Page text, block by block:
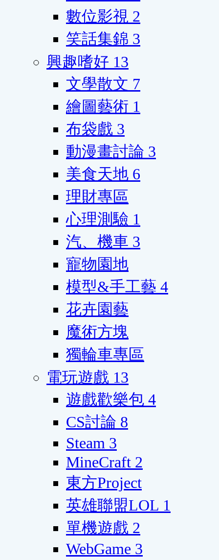
數位影視 2
笑話集錦 3
興趣嗜好 13
文學散文 7
繪圖藝術 1
布袋戲 3
動漫畫討論 3
美食天地 6
理財專區
心理測驗 1
汽、機車 3
寵物園地
模型&手工藝 4
花卉園藝
魔術方塊
獨輪車專區
電玩遊戲 13
遊戲歡樂包 4
CS討論 8
Steam 3
MineCraft 2
東方Project
英雄聯盟LOL 1
單機遊戲 2
WebGame 3